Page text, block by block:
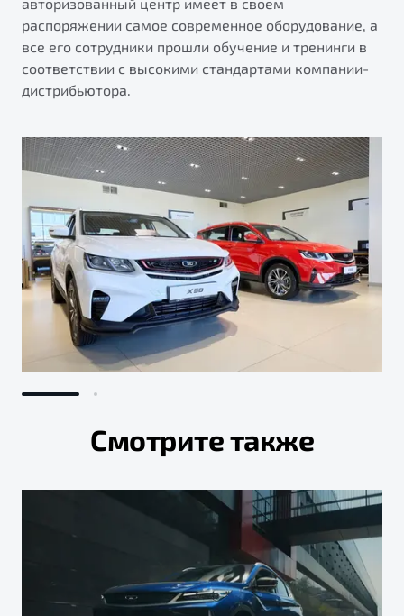
распоряжении самое современное оборудование, а
все его сотрудники прошли обучение и тренинги в
соответствии с высокими стандартами компании-
дистрибьютора.
Смотрите также